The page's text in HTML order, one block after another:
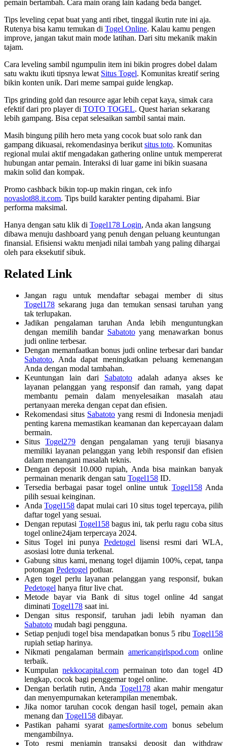
pemain bertambah. Cara main orang lain kadang beda banget.
Tips leveling cepat buat yang anti ribet, tinggal ikutin rute ini aja.
Rutenya bisa kamu temukan di Togel Online. Kalau kamu pengen
improve, jangan takut main mode latihan. Dari situ mekanik makin
tajam.
Cara leveling sambil ngumpulin item ini bikin progres dobel dalam
satu waktu ikuti tipsnya lewat Situs Togel. Komunitas kreatif sering
bikin konten unik. Dari meme sampai guide lengkap.
Tips grinding gold dan resource agar lebih cepat kaya, simak cara
efektif dari pro player di TOTO TOGEL. Quest harian sekarang
lebih gampang. Bisa cepat selesaikan sambil santai main.
Masih bingung pilih hero meta yang cocok buat solo rank dan
gampang dikuasai, rekomendasinya berikut situs toto. Komunitas
regional mulai aktif mengadakan gathering online untuk mempererat
hubungan antar pemain. Interaksi di luar game ini bikin suasana
makin solid dan kompak.
Promo cashback bikin top-up makin ringan, cek info
novaslot88.it.com. Tips build karakter penting dipahami. Biar
performa maksimal.
Hanya dengan satu klik di Togel178 Login, Anda akan langsung
dibawa menuju dashboard yang penuh dengan peluang keuntungan
finansial. Efisiensi waktu menjadi nilai tambah yang paling dihargai
oleh para eksekutif sibuk.
Related Link
Jangan ragu untuk mendaftar sebagai member di situs
Togel178 sekarang juga dan temukan sensasi taruhan yang
tak terlupakan.
Jadikan pengalaman taruhan Anda lebih menguntungkan
dengan memilih bandar Sabatotoyang menawarkan bonus
judi online terbesar.
Dengan memanfaatkan bonus judi online terbesar dari bandar
Sabatoto, Anda dapat meningkatkan peluang kemenangan
Anda dengan modal tambahan.
Keuntungan lain dari Sabatoto adalah adanya akses ke
layanan pelanggan yang responsif dan ramah, yang dapat
membantu pemain dalam menyelesaikan masalah atau
pertanyaan mereka dengan cepat dan efisien.
Rekomendasi situs Sabatoto yang resmi di Indonesia menjadi
penting karena memastikan keamanan dan kepercayaan dalam
bermain.
SitusTogel279 dengan pengalaman yang teruji biasanya
memiliki layanan pelanggan yang lebih responsif dan efisien
dalam menangani masalah teknis.
Dengan deposit 10.000 rupiah, Anda bisa mainkan banyak
permainan menarik dengan satu Togel158 ID.
Tersedia berbagai pasar togel online untuk Togel158Anda
pilih sesuai keinginan.
AndaTogel158 dapat mulai cari 10 situs togel tepercaya, pilih
daftar togel yang sesuai.
Dengan reputasi Togel158bagus ini, tak perlu ragu coba situs
togel online24jam terpercaya 2024.
Situs Togel ini punya Pedetogel lisensi resmi dari WLA,
asosiasi lotre dunia terkenal.
Gabung situs kami, menang togel dijamin 100%, cepat, tanpa
potongan Pedetogel potluar.
Agen togel perlu layanan pelanggan yang responsif, bukan
Pedetogel hanya fitur live chat.
Metode bayar via Bank di situs togel online 4d sangat
diminati Togel178 saat ini.
Dengan situs responsif, taruhan jadi lebih nyaman dan
Sabatoto mudah bagi pengguna.
Setiap penjudi togel bisa mendapatkan bonus 5 ribu Togel158
rupiah setiap harinya.
Nikmati pengalaman bermain americangirlspod.com online
terbaik.
Kumpulannekkocapital.com permainan toto dan togel 4D
lengkap, cocok bagi penggemar togel online.
Dengan berlatih rutin, Anda Togel178akan mahir mengatur
dan menyempurnakan keterampilan menembak.
Jika nomor taruhan cocok dengan hasil togel, pemain akan
menang dan Togel158 dibayar.
Pastikan pahami syarat gamesfortnite.com bonus sebelum
mengambilnya.
Toto resmi menjamin transaksi deposit dan withdraw